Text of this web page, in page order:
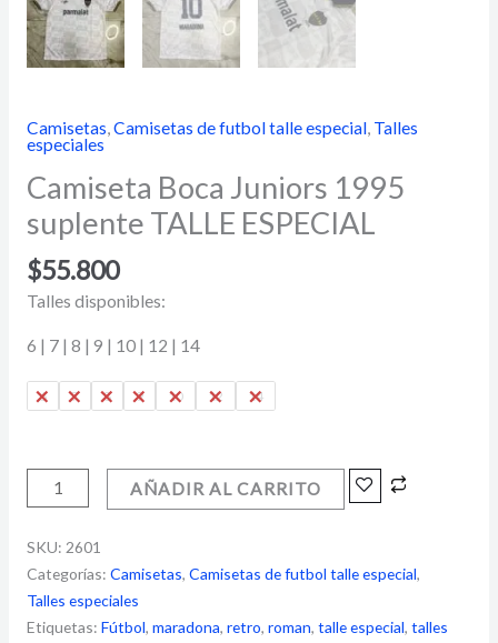
Camisetas Camisetas de futbol talle especial, Talles
especiales
Camiseta Boca Juniors 1995
suplente TALLE ESPECIAL
$55.800
Talles disponibles:
6 | 7 | 8 | 9 | 10 | 12 | 14
6 7 8 9 10 12 14
AÑADIR AL CARRITO
SKU: 2601
Categorías: Camisetas, Camisetas de futbol talle especial,
Talles especiales
Etiquetas: Fútbol, maradona, retro, roman, talle especial, talles